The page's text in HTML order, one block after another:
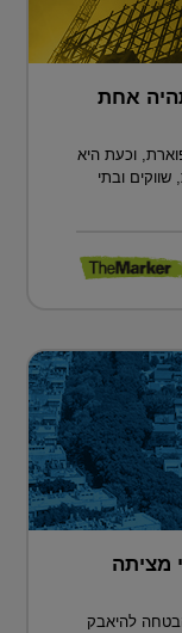
אחת
וכעת היא
ובתי
מציתה
להיאבק